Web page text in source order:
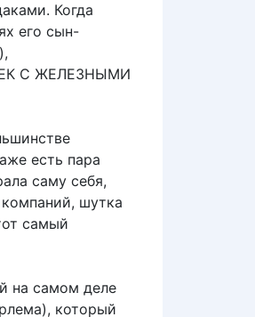
Когда
его сын-
С ЖЕЛЕЗНЫМИ
есть пара
саму себя,
шутка
самый
на самом деле
который